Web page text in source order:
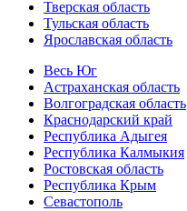
Тверская область
Тульская область
Ярославская область
Весь Юг
Астраханская область
Волгоградская область
Краснодарский край
Республика Адыгея
Республика Калмыкия
Ростовская область
Республика Крым
Севастополь